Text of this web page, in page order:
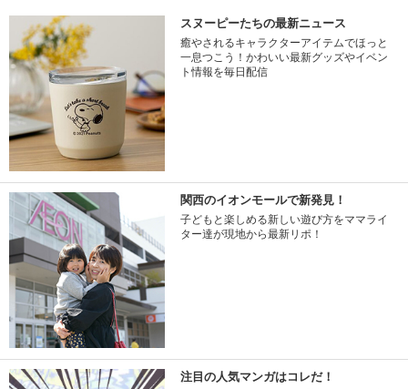
スヌーピーたちの最新ニュース
癒やされるキャラクターアイテムでほっと
一息つこう！かわいい最新グッズやイベン
ト情報を毎日配信
関西のイオンモールで新発見！
子どもと楽しめる新しい遊び方をママライ
ター達が現地から最新リポ！
注目の人気マンガはコレだ！